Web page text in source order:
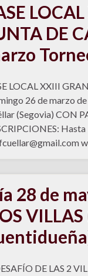
DE
LOCAL XXIII
26 de marzo
(Segovia) CON
Hasta
28 de
DE LAS 2